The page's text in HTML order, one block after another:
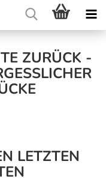
ZURÜCK -
D
LETZTEN